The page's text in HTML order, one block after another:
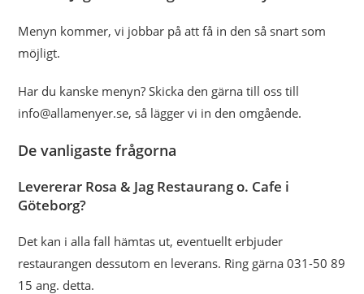
Menyn kommer, vi jobbar på att få in den så snart som
möjligt.
Har du kanske menyn? Skicka den gärna till oss till
info@allamenyer.se, så lägger vi in den omgående.
De vanligaste frågorna
Levererar Rosa & Jag Restaurang o. Cafe i
Göteborg?
Det kan i alla fall hämtas ut, eventuellt erbjuder
restaurangen dessutom en leverans. Ring gärna 031-50 89
15 ang. detta.